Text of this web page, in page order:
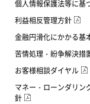
個人情報保護法等に基
利益相反管理方針
金融円滑化にかかる基
苦情処理・紛争解決措
お客様相談ダイヤル
マネー・ローンダリン
針